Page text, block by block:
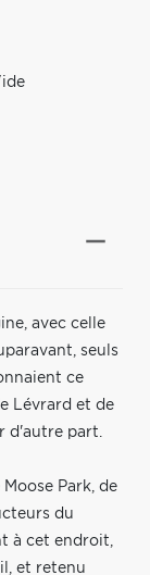
avec celle
seuls
ce
Lévrard et de
d'autre part.
Park, de
du
à cet endroit,
et retenu